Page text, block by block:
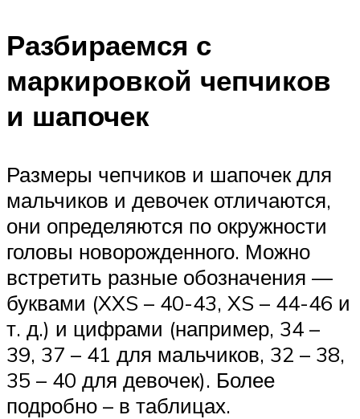
Разбираемся с
маркировкой чепчиков
и шапочек
Размеры чепчиков и шапочек для
мальчиков и девочек отличаются,
они определяются по окружности
головы новорожденного. Можно
встретить разные обозначения —
буквами (XXS – 40-43, XS – 44-46 и
т. д.) и цифрами (например, 34 –
39, 37 – 41 для мальчиков, 32 – 38,
35 – 40 для девочек). Более
подробно – в таблицах.